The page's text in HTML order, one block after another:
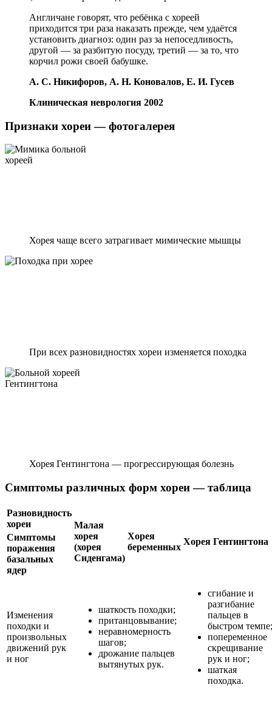
Англичане говорят, что ребёнка с хореей
приходится три раза наказать прежде, чем удаётся
установить диагноз: один раз за непоседливость,
другой — за разбитую посуду, третий — за то, что
корчил рожи своей бабушке.
А. С. Никифоров, А. Н. Коновалов, Е. И. Гусев
Клиническая неврология 2002
Признаки хореи — фотогалерея
Хорея чаще всего затрагивает мимические мышцы
При всех разновидностях хореи изменяется походка
Хорея Гентингтона — прогрессирующая болезнь
Симптомы различных форм хореи — таблица
Разновидность
хореи
Малая
хорея
(хорея
Сиденгама)
Хорея
беременных
Хорея Гентингтона
Симптомы
поражения
базальных
ядер
Изменения
походки и
произвольных
движений рук
и ног
шаткость походки;
пританцовывание;
неравномерность
шагов;
дрожание пальцев
вытянутых рук.
сгибание и
разгибание
пальцев в
быстром темпе;
попеременное
скрещивание
рук и ног;
шаткая
походка.